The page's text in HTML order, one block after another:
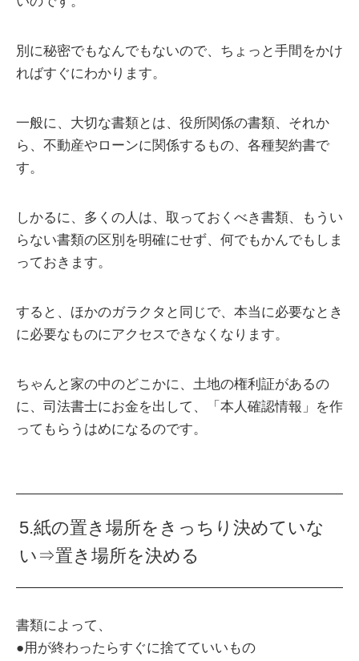
別に秘密でもなんでもないので、ちょっと手間をかけ
ればすぐにわかります。
一般に、大切な書類とは、役所関係の書類、それか
ら、不動産やローンに関係するもの、各種契約書で
す。
しかるに、多くの人は、取っておくべき書類、もうい
らない書類の区別を明確にせず、何でもかんでもしま
っておきます。
すると、ほかのガラクタと同じで、本当に必要なとき
に必要なものにアクセスできなくなります。
ちゃんと家の中のどこかに、土地の権利証があるの
に、司法書士にお金を出して、「本人確認情報」を作
ってもらうはめになるのです。
5.紙の置き場所をきっちり決めていな
い⇒置き場所を決める
書類によって、
●用が終わったらすぐに捨てていいもの